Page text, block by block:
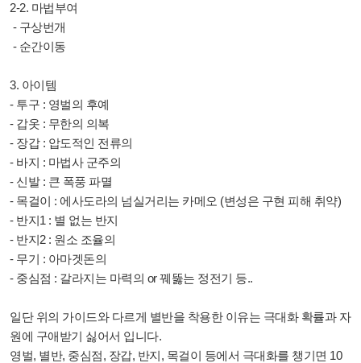
2-2. 마법부여
- 구상번개
- 순간이동
3. 아이템
- 투구 : 영벌의 후예
- 갑옷 : 무한의 의복
- 장갑 : 압도적인 전류의
- 바지 : 마법사 군주의
- 신발 : 큰 폭풍 파멸
- 목걸이 : 에사도라의 넘실거리는 카메오 (변성은 구현 피해 취약)
- 반지1 : 별 없는 반지
- 반지2 : 원소 조율의
- 무기 : 아마겟돈의
- 중심점 : 갈라지는 마력의 or 꿰뚫는 정전기 등..
일단 위의 가이드와 다르게 별반을 착용한 이유는 극대화 확률과 자
원에 구애받기 싫어서 입니다.
영벌, 별반, 중심점, 장갑, 반지, 목걸이 등에서 극대화를 챙기면 10